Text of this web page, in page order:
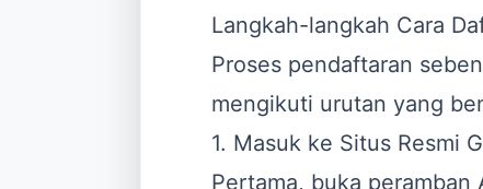
Langkah-langkah Cara
Proses pendaftaran
mengikuti urutan yang
1. Masuk ke Situs Resmi
Pertama, buka